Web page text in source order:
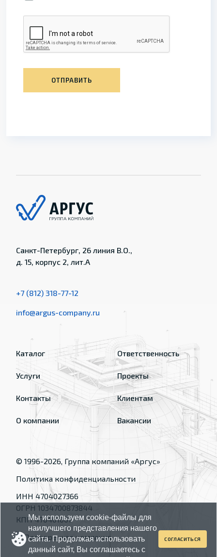
ОТПРАВИТЬ
Санкт-Петербург, 26 линия В.О.,
д. 15, корпус 2, лит.А
+7 (812) 318-77-12
info@argus-company.ru
Каталог
Услуги
Контакты
О компании
Ответственность
Проекты
Клиентам
Вакансии
© 1996-2026, Группа компаний «Аргус»
Политика конфиденциальности
ИНН 4704027366
ОГРН 1034700873844
КПП 470401001
Мы используем cookie-файлы для
наилучшего представления нашего
сайта. Продолжая использовать
данный сайт, Вы соглашаетесь с
СОГЛАСИТЬСЯ